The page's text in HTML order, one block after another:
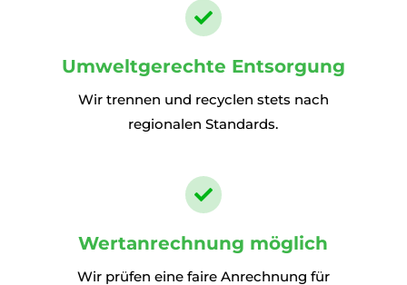

Umweltgerechte Entsorgung
Wir trennen und recyclen stets nach
regionalen Standards.

Wertanrechnung möglich
Wir prüfen eine faire Anrechnung für